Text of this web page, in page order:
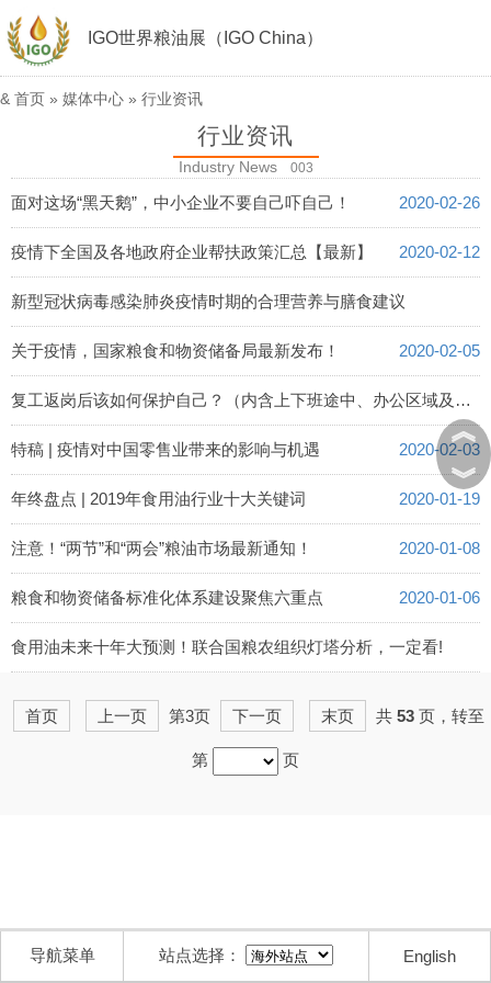
IGO世界粮油展（IGO China）
& 首页 » 媒体中心 » 行业资讯
行业资讯
Industry News 003
面对这场“黑天鹅”，中小企业不要自己吓自己！ 2020-02-26
疫情下全国及各地政府企业帮扶政策汇总【最新】 2020-02-12
新型冠状病毒感染肺炎疫情时期的合理营养与膳食建议
2020-02-07
关于疫情，国家粮食和物资储备局最新发布！ 2020-02-05
复工返岗后该如何保护自己？（内含上下班途中、办公区域及个人防护注意事项）
2020-02-04
特稿 | 疫情对中国零售业带来的影响与机遇 2020-02-03
年终盘点 | 2019年食用油行业十大关键词 2020-01-19
注意！“两节”和“两会”粮油市场最新通知！ 2020-01-08
粮食和物资储备标准化体系建设聚焦六重点 2020-01-06
食用油未来十年大预测！联合国粮农组织灯塔分析，一定看!
首页
上一页 第3页 下一页 末页 共 53页，转至
第 页
︽
︾
导航菜单 站点选择： English